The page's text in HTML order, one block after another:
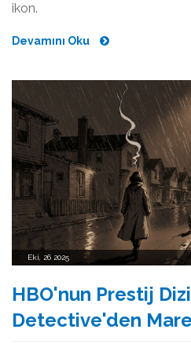
ikon.
Devamını Oku
Eki, 26 2025
HBO'nun Prestij
Detective'den